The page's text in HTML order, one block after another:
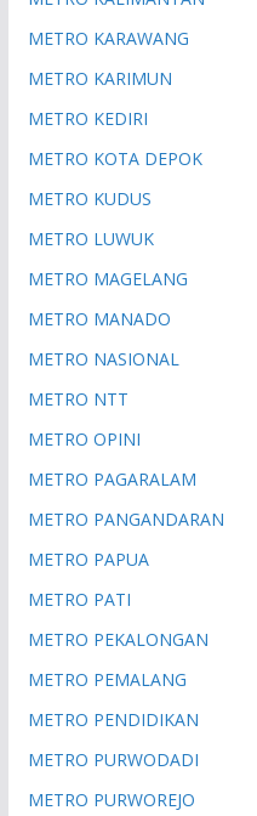
METRO KARAWANG
METRO KARIMUN
METRO KEDIRI
METRO KOTA DEPOK
METRO KUDUS
METRO LUWUK
METRO MAGELANG
METRO MANADO
METRO NASIONAL
METRO NTT
METRO OPINI
METRO PAGARALAM
METRO PANGANDARAN
METRO PAPUA
METRO PATI
METRO PEKALONGAN
METRO PEMALANG
METRO PENDIDIKAN
METRO PURWODADI
METRO PURWOREJO